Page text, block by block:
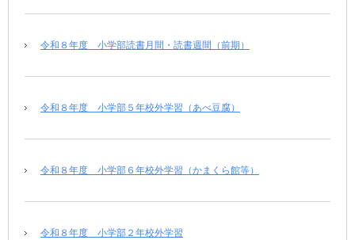
令和８年度 小学部読書月間・読書週間（前期）
令和８年度 小学部５年校外学習（あべ豆腐）
令和８年度 小学部６年校外学習（かまくら館等）
令和８年度 小学部２年校外学習